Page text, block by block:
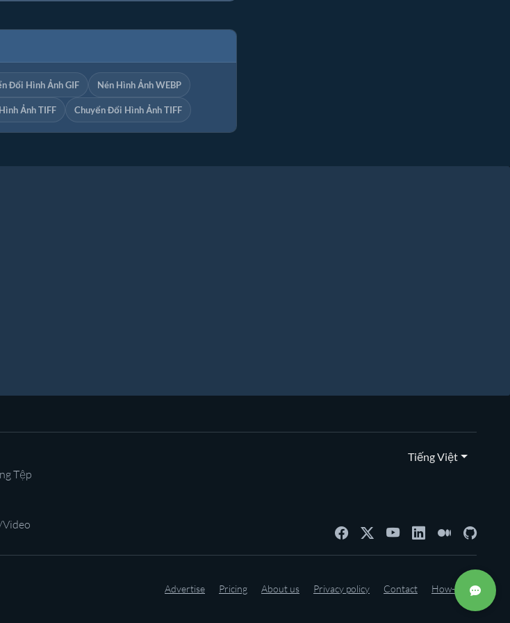
Đổi Hình Ảnh GIF Nén Hình Ảnh WEBP
Ảnh TIFF Chuyển Đổi Hình Ảnh TIFF
Tệp
Tiếng Việt
Advertise Pricing About us Privacy policy Contact How-to's